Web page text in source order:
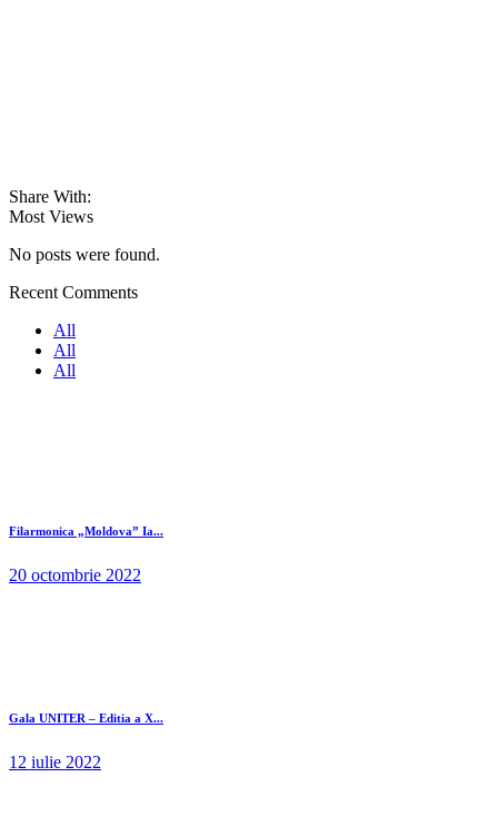
Share With:
Most Views
No posts were found.
Recent Comments
All
All
All
Filarmonica „Moldova” Ia...
20 octombrie 2022
Gala UNITER – Editia a X...
12 iulie 2022